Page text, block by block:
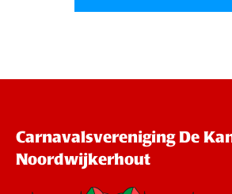
Carnavalsvereniging De
Noordwijkerhout